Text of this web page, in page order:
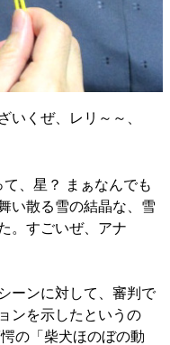
いくぜ、レリ～～、
、星？ まぁなんでも
い散る雪の結晶な、雪
。すごいぜ、アナ
ーンに対して、審判で
ンを示したというの
の「柴犬ほのぼの動